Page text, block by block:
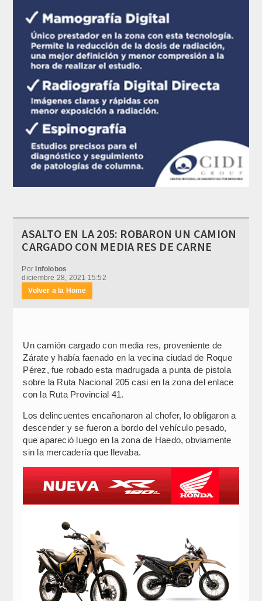
ASALTO EN LA 205: ROBARON UN CAMION
CARGADO CON MEDIA RES DE CARNE
PorInfolobos
diciembre 28, 2021 15:52
Volver a la Home
Un camión cargado con media res, proveniente de
Zárate y había faenado en la vecina ciudad de Roque
Pérez, fue robado esta madrugada a punta de pistola
sobre la Ruta Nacional 205 casi en la zona del enlace
con la Ruta Provincial 41.
Los delincuentes encañonaron al chofer, lo obligaron a
descender y se fueron a bordo del vehículo pesado,
que apareció luego en la zona de Haedo, obviamente
sin la mercadería que llevaba.